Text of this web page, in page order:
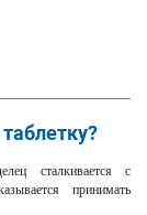
сталкивается с
принимать